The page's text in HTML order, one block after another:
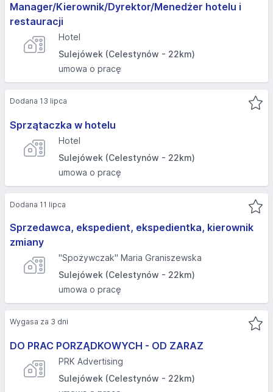
Manager/Kierownik/Dyrektor/Menedżer hotelu i
restauracji
Hotel
Sulejówek (Celestynów - 22km)
umowa o pracę
Sprzątaczka w hotelu
Hotel
Sulejówek (Celestynów - 22km)
umowa o pracę
Dodana 13 lipca
Sprzedawca, ekspedient, ekspedientka, kierownik
zmiany
"Spożywczak" Maria Graniszewska
Sulejówek (Celestynów - 22km)
umowa o pracę
Dodana 11 lipca
DO PRAC PORZĄDKOWYCH - OD ZARAZ
PRK Advertising
Sulejówek (Celestynów - 22km)
Wygasa za 3 dni